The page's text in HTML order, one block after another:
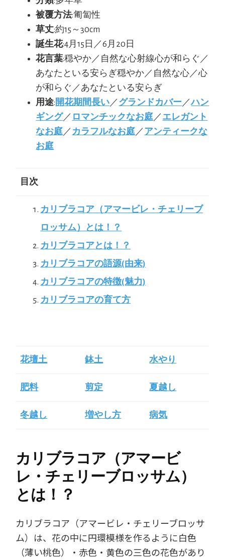
被覆方法:匍匐性
草丈:約15～30cm
誕生花:4月15日／6月20日
花言葉:穏やか／自然な心射線心が和らぐ／
あなたといる安らぎ穏やか／自然な心／心
が和らぐ／あなたといる安らぎ
用途: 開花期間長い／ グランドカバー／ハン
ギング ／ ロマンチックなお庭／ エレガント
なお庭／ カラフルなお庭／ アンティークな
お庭
目次
カリブラコア（アマービレ・チェリーブ
ロッサム）とは！？
カリブラコアとは！？
カリブラコアの語源(由来)
カリブラコアの特徴(魅力)
カリブラコアの育て方
花壇土 鉢土 水やり
肥料 剪定 夏越し
冬越し 増やし方 病気
カリブラコア（アマービ
レ・チェリーブロッサム）
とは！？
カリブラコア（アマービレ・チェリーブロッサ
ム）は、花の中に円環模様を作るように白色
（薄い桃色）・赤色・黄色の三色の花色があり